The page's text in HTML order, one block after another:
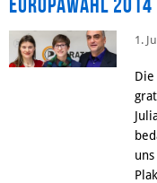
Europawahl 2014
1.
Die